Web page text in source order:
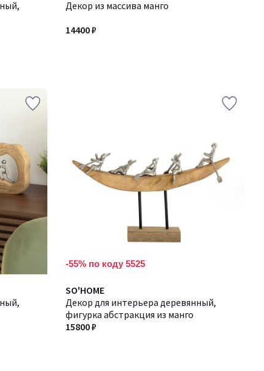
Декор из массива манго
14400 ₽
-55% по коду 5525
SO'HOME
Декор для интерьера деревянный,
фигурка абстракция из манго
15800 ₽